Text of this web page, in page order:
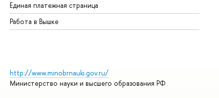
Единая платежная страница
Работа в Вышке
http://www.minobrnauki.gov.ru/
Министерство науки и высшего образования РФ